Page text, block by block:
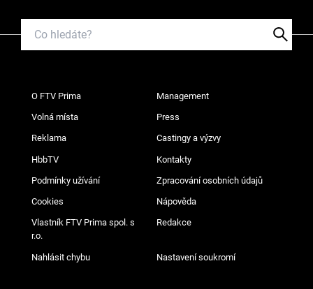
O FTV Prima Management
Volná místa Press
Reklama Castingy a výzvy
HbbTV Kontakty
Podmínky užívání Zpracování osobních údajů
Cookies Nápověda
Vlastník FTV Prima spol. s
r.o.
Redakce
Nahlásit chybu Nastavení soukromí